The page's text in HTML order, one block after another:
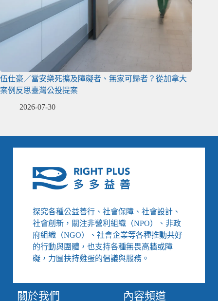
伍仕豪／當安樂死擴及障礙者、無家可歸者？從加拿大
案例反思臺灣公投提案
2026-07-30
探究各種公益善行、社會保障、社會設計、
社會創新，關注非營利組織（NPO）、非政
府組織（NGO）、社會企業等各種推動共好
的行動與團體，也支持各種無畏高牆或障
礙，力圖扶持雞蛋的倡議與服務。
關於我們 內容頻道